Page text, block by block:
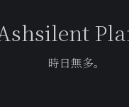
時日無多。